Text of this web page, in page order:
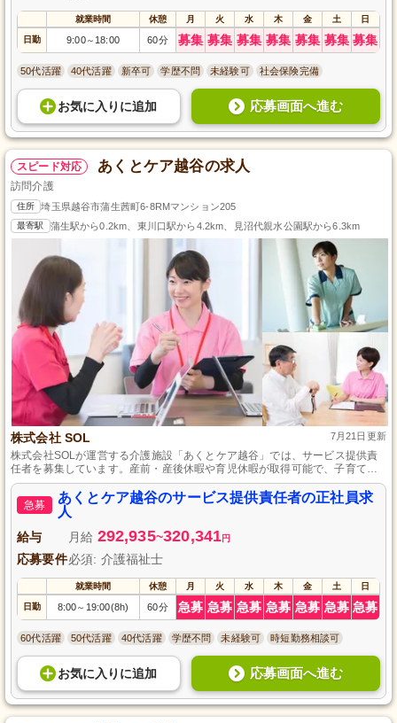
就業時間 休憩 月 火 水 木 金 土 日
日勤 9:00～ 18:00 60分 募集 募集 募集 募集 募集 募集 募集
50代活躍 40代活躍 新卒可 学歴不問 未経験可 社会保険完備
お気に入り に追加 応募画面へ進む
スピード対応 あくとケア越谷の求人
訪問介護
住所 埼玉県越谷市蒲生茜町6-8RMマンション205
最寄駅 蒲生駅から0.2km、東川口駅から4.2km、見沼代親水公園駅から6.3km
株式会社 SOL 7月21日更新
株式会社SOLが運営する介護施設「あくとケア越谷」では、サービス提供責
任者を募集しています。産前・産後休暇や育児休暇が取得可能で、子育て世
代にも優しい職場です。訪問介護計画書の作成や関係各所との連携・スケジ
ュール調整などを担当していただきます。各種研修を実施しており、スキル
アップを目指す方に最適な環境です。地域ネットワークを構築し、1対1で向
き合った質の高い介護サービスを提供できる当施設で、一緒に働きません
か？
急募
あくとケア越谷のサービス提供責任者の正社員求
人
給与 月給 292,935~320,341円
応募要件必須: 介護福祉士
就業時間 休憩 月 火 水 木 金 土 日
日勤 8:00～ 19:00(8h) 60分 急募 急募 急募 急募 急募 急募 急募
60代活躍 50代活躍 40代活躍 学歴不問 未経験可 時短勤務相談可
お気に入り に追加 応募画面へ進む